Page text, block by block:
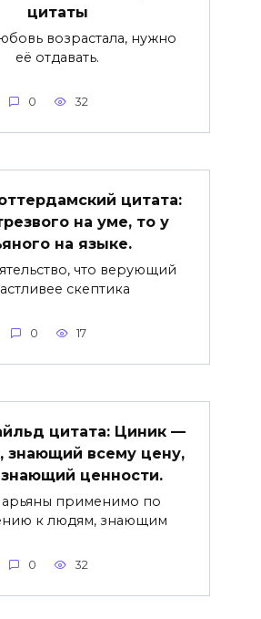
цитаты
возрастала, нужно
её отдавать.
0 32
цитата:
на уме, то у
на языке.
что верующий
скептика
0 17
цитата: Циник —
знающий всему цену,
ценности.
применимо по
к людям, знающим
0 32